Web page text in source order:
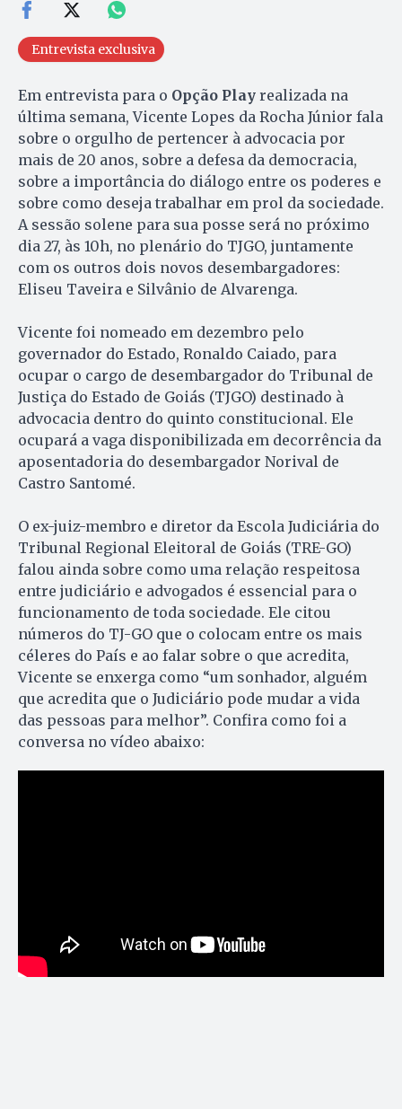
Entrevista exclusiva
Em entrevista para o Opção Play realizada na
última semana, Vicente Lopes da Rocha Júnior fala
sobre o orgulho de pertencer à advocacia por
mais de 20 anos, sobre a defesa da democracia,
sobre a importância do diálogo entre os poderes e
sobre como deseja trabalhar em prol da sociedade.
A sessão solene para sua posse será no próximo
dia 27, às 10h, no plenário do TJGO, juntamente
com os outros dois novos desembargadores:
Eliseu Taveira e Silvânio de Alvarenga.
Vicente foi nomeado em dezembro pelo
governador do Estado, Ronaldo Caiado, para
ocupar o cargo de desembargador do Tribunal de
Justiça do Estado de Goiás (TJGO) destinado à
advocacia dentro do quinto constitucional. Ele
ocupará a vaga disponibilizada em decorrência da
aposentadoria do desembargador Norival de
Castro Santomé.
O ex-juiz-membro e diretor da Escola Judiciária do
Tribunal Regional Eleitoral de Goiás (TRE-GO)
falou ainda sobre como uma relação respeitosa
entre judiciário e advogados é essencial para o
funcionamento de toda sociedade. Ele citou
números do TJ-GO que o colocam entre os mais
céleres do País e ao falar sobre o que acredita,
Vicente se enxerga como “um sonhador, alguém
que acredita que o Judiciário pode mudar a vida
das pessoas para melhor”. Confira como foi a
conversa no vídeo abaixo: